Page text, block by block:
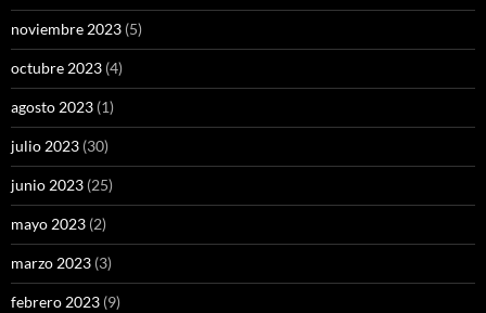
noviembre 2023 (5)
octubre 2023 (4)
agosto 2023 (1)
julio 2023 (30)
junio 2023 (25)
mayo 2023 (2)
marzo 2023 (3)
febrero 2023 (9)